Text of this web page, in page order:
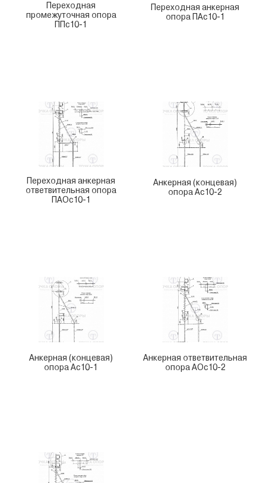
Переходная
промежуточная опора
ППс10-1
Переходная анкерная
опора ПАс10-1
Переходная анкерная
ответвительная опора
ПАОс10-1
Анкерная (концевая)
опора Ас10-2
Анкерная (концевая)
опора Ас10-1
Анкерная ответвительная
опора АОс10-2